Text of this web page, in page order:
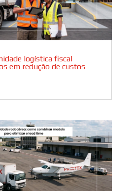
logística fiscal
em redução de custos